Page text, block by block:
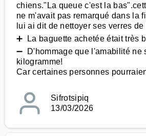
chiens."La queue c'est la
ne m'avait pas remarqué dans la
lui ai dit de nettoyer ses verres de
➕ La baguette achetée était très
➖ D'hommage que l'amabilité ne
kilogramme!
Car certaines personnes
Sifrotsipiq
13/03/2026